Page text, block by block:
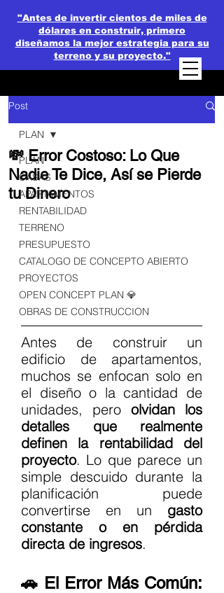
"Antes de invertir cientos de miles de
dólares en construir, primero
diseñamos la mejor estrategia para su
terreno y su proyecto."
Post
PLAN
CASAS
APARTAMENTOS
RENTABILIDAD
TERRENO
PRESUPUESTO
CATALOGO DE CONCEPTO ABIERTO
PROYECTOS
OPEN CONCEPT PLAN 💎
OBRAS DE CONSTRUCCION
PLAN
💸 Error Costoso: Lo Que
Nadie Te Dice, Así se Pierde
tu Dinero
Antes de construir un
edificio de apartamentos,
muchos se enfocan solo en
el diseño o la cantidad de
unidades, pero olvidan los
detalles que realmente
definen la rentabilidad del
proyecto. Lo que parece un
simple descuido durante la
planificación puede
convertirse en un gasto
constante o en pérdida
directa de ingresos.
🚗 El Error Más Común: